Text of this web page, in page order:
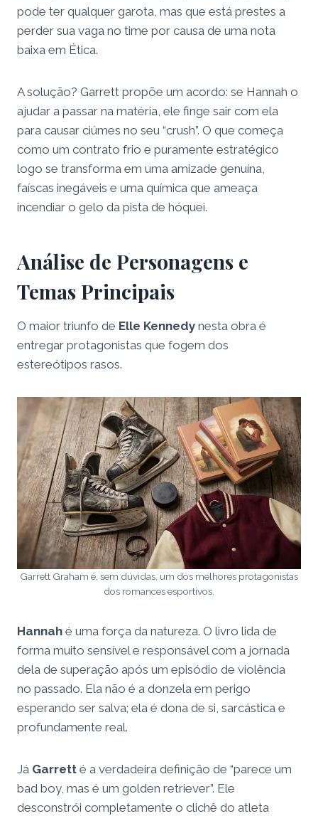
pode ter qualquer garota, mas que está prestes a
perder sua vaga no time por causa de uma nota
baixa em Ética.
A solução? Garrett propõe um acordo: se Hannah o
ajudar a passar na matéria, ele finge sair com ela
para causar ciúmes no seu “crush”. O que começa
como um contrato frio e puramente estratégico
logo se transforma em uma amizade genuína,
faíscas inegáveis e uma química que ameaça
incendiar o gelo da pista de hóquei.
Análise de Personagens e
Temas Principais
O maior triunfo de Elle Kennedy nesta obra é
entregar protagonistas que fogem dos
estereótipos rasos.
Garrett Graham é, sem dúvidas, um dos melhores protagonistas
dos romances esportivos.
Hannah é uma força da natureza. O livro lida de
forma muito sensível e responsável com a jornada
dela de superação após um episódio de violência
no passado. Ela não é a donzela em perigo
esperando ser salva; ela é dona de si, sarcástica e
profundamente real.
Já Garrett é a verdadeira definição de “parece um
bad boy, mas é um golden retriever”. Ele
desconstrói completamente o clichê do atleta